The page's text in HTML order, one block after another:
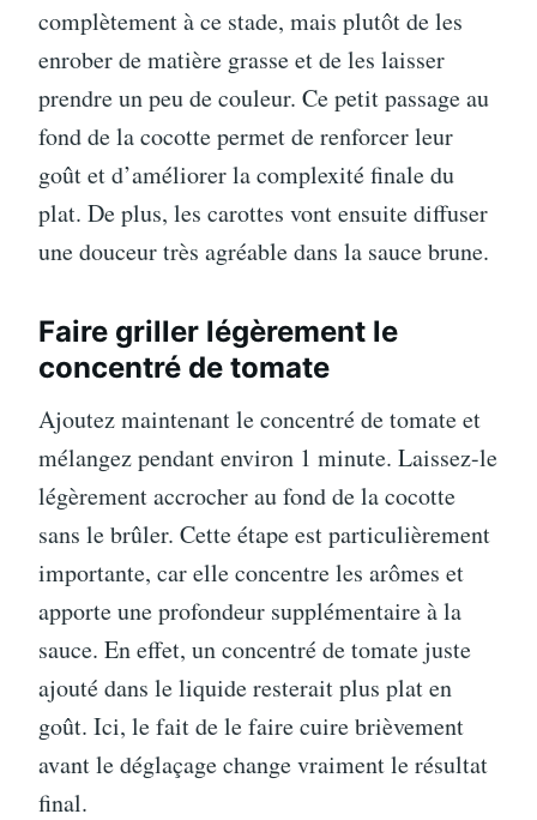
complètement à ce stade, mais plutôt de les
enrober de matière grasse et de les laisser
prendre un peu de couleur. Ce petit passage au
fond de la cocotte permet de renforcer leur
goût et d’améliorer la complexité finale du
plat. De plus, les carottes vont ensuite diffuser
une douceur très agréable dans la sauce brune.
Faire griller légèrement le
concentré de tomate
Ajoutez maintenant le concentré de tomate et
mélangez pendant environ 1 minute. Laissez-le
légèrement accrocher au fond de la cocotte
sans le brûler. Cette étape est particulièrement
importante, car elle concentre les arômes et
apporte une profondeur supplémentaire à la
sauce. En effet, un concentré de tomate juste
ajouté dans le liquide resterait plus plat en
goût. Ici, le fait de le faire cuire brièvement
avant le déglaçage change vraiment le résultat
final.